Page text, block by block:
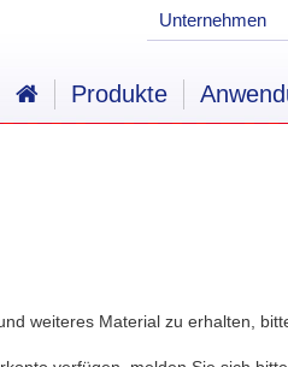
weiteres Material zu erhalten,
Unternehmen
Produkte